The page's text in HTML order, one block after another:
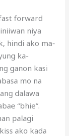
forward
niya
hindi ako ma-
ka-
ganon kasi
mo na
dalawa
“bhie”.
palagi
ako kada